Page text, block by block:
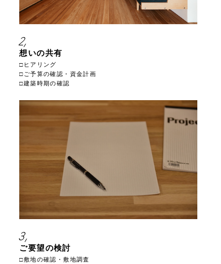
2,
想いの共有
□ヒアリング
□ご予算の確認・資金計画
□建築時期の確認
3,
ご要望の検討
□敷地の確認・敷地調査